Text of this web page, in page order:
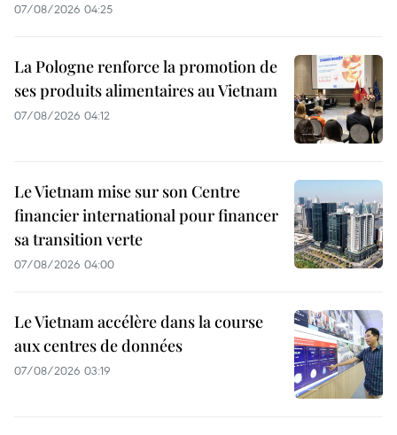
07/08/2026 04:25
La Pologne renforce la promotion de
ses produits alimentaires au Vietnam
07/08/2026 04:12
Le Vietnam mise sur son Centre
financier international pour financer
sa transition verte
07/08/2026 04:00
Le Vietnam accélère dans la course
aux centres de données
07/08/2026 03:19